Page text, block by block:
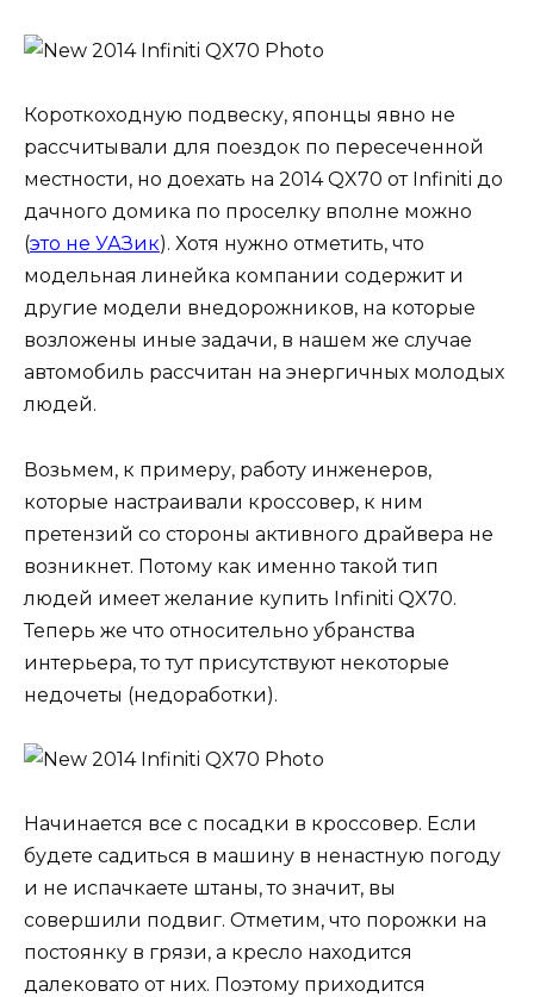
Короткоходную подвеску, японцы явно не
рассчитывали для поездок по пересеченной
местности, но доехать на 2014 QX70 от Infiniti до
дачного домика по проселку вполне можно
(это не УАЗик). Хотя нужно отметить, что
модельная линейка компании содержит и
другие модели внедорожников, на которые
возложены иные задачи, в нашем же случае
автомобиль рассчитан на энергичных молодых
людей.
Возьмем, к примеру, работу инженеров,
которые настраивали кроссовер, к ним
претензий со стороны активного драйвера не
возникнет. Потому как именно такой тип
людей имеет желание купить Infiniti QX70.
Теперь же что относительно убранства
интерьера, то тут присутствуют некоторые
недочеты (недоработки).
Начинается все с посадки в кроссовер. Если
будете садиться в машину в ненастную погоду
и не испачкаете штаны, то значит, вы
совершили подвиг. Отметим, что порожки на
постоянку в грязи, а кресло находится
далековато от них. Поэтому приходится